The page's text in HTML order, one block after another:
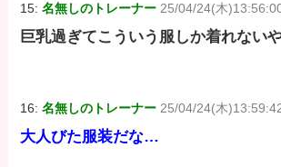
15:名無しのトレーナー 25/04/24(木
巨乳過ぎてこういう服しか着れないや
16:名無しのトレーナー 25/04/24(木
大人びた服装だな…